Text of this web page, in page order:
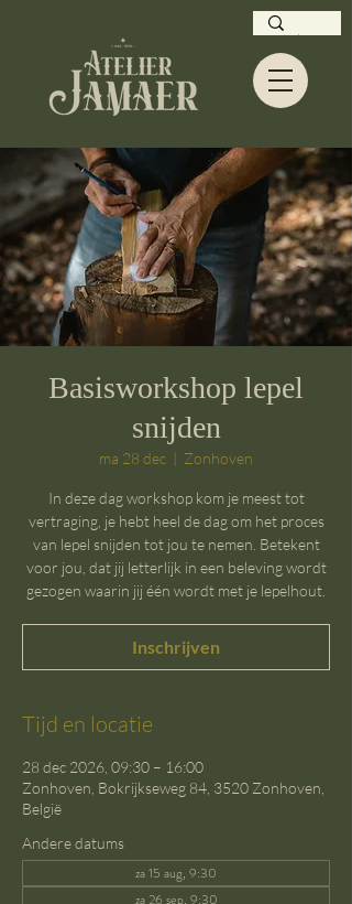
Basisworkshop lepel
snijden
ma 28 dec
  |
Zonhoven
In deze dag workshop kom je meest tot
vertraging, je hebt heel de dag om het proces
van lepel snijden tot jou te nemen. Betekent
voor jou, dat jij letterlijk in een beleving wordt
gezogen waarin jij één wordt met je lepelhout.
Inschrijven
Tijd en locatie
28 dec 2026, 09:30 – 16:00
Zonhoven, Bokrijkseweg 84, 3520 Zonhoven,
België
Andere datums
za 15 aug, 9:30
za 26 sep, 9:30